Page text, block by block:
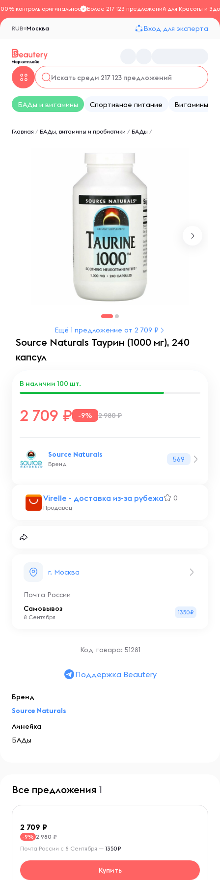
контроль оригинальностиБолее 217 123 предложений для Красоты и
Москва
RUB Вход для эксперта
БАДы и витамины Спортивное питание Витамины
Главная / БАДы, витамины и пробиотики / БАДы /
Ещё 1 предложение от 2 709 ₽
Source Naturals Таурин (1000 мг), 240
капсул
Virelle - доставка из-за рубежа 0
Продавец
2 709 -9% 2 980 ₽
В наличии 100 шт.
Source Naturals
Бренд
569
г. Москва
Почта России
Самовывоз
8 Сентября
1350₽
Код товара: 51281
Поддержка Beautery
Бренд
Source Naturals
Линейка
БАДы
Все предложения 1
2 709
-9% 2 980 ₽
Почта России с 8 Сентября — 1350₽
Купить